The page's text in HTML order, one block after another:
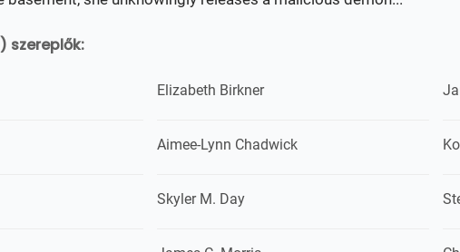
szereplők:
Elizabeth Birkner
Aimee-Lynn Chadwick
Skyler M. Day